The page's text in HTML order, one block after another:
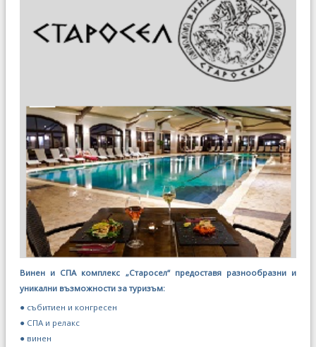
Винен и СПА комплекс „Старосел“ предоставя разнообразни и
уникални възможности за туризъм:
● събитиен и конгресен
● СПА и релакс
● винен